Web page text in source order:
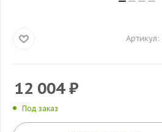
Артикул:
12 004₽
Под заказ